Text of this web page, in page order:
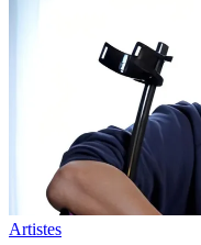
Artistes